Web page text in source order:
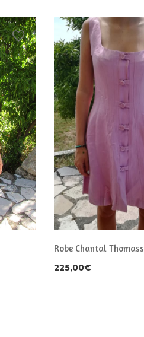
Robe Chantal Thomass
225,00€